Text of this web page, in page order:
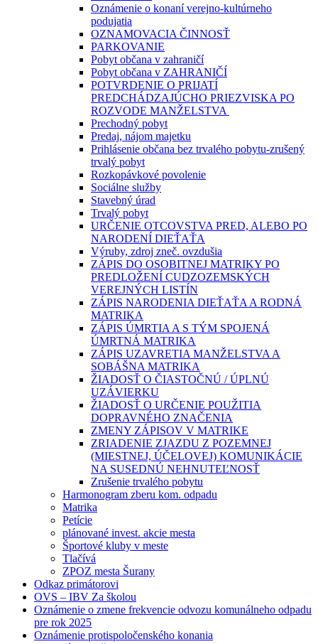
Oznámenie o konaní verejno-kultúrneho
podujatia
OZNAMOVACIA ČINNOSŤ
PARKOVANIE
Pobyt občana v zahraničí
Pobyt občana v ZAHRANIČÍ
POTVRDENIE O PRIJATÍ
PREDCHÁDZAJÚCHO PRIEZVISKA PO
ROZVODE MANŽELSTVA
Prechodný pobyt
Predaj, nájom majetku
Prihlásenie občana bez trvalého pobytu-zrušený
trvalý pobyt
Rozkopávkové povolenie
Sociálne služby
Stavebný úrad
Trvalý pobyt
URČENIE OTCOVSTVA PRED, ALEBO PO
NARODENÍ DIEŤAŤA
Výruby, zdroj zneč. ovzdušia
ZÁPIS DO OSOBITNEJ MATRIKY PO
PREDLOŽENÍ CUDZOZEMSKÝCH
VEREJNÝCH LISTÍN
ZÁPIS NARODENIA DIEŤAŤA A RODNÁ
MATRIKA
ZÁPIS ÚMRTIA A S TÝM SPOJENÁ
ÚMRTNÁ MATRIKA
ZÁPIS UZAVRETIA MANŽELSTVA A
SOBÁŠNA MATRIKA
ŽIADOSŤ O ČIASTOČNÚ / ÚPLNÚ
UZÁVIERKU
ŽIADOSŤ O URČENIE POUŽITIA
DOPRAVNÉHO ZNAČENIA
ZMENY ZÁPISOV V MATRIKE
ZRIADENIE ZJAZDU Z POZEMNEJ
(MIESTNEJ, ÚČELOVEJ) KOMUNIKÁCIE
NA SUSEDNÚ NEHNUTEĽNOSŤ
Zrušenie trvalého pobytu
Harmonogram zberu kom. odpadu
Matrika
Petície
plánované invest. akcie mesta
Športové kluby v meste
Tlačívá
ZPOZ mesta Šurany
Odkaz primátorovi
OVS – IBV Za školou
Oznámenie o zmene frekvencie odvozu komunálneho odpadu
pre rok 2025
Oznámenie protispoločenského konania